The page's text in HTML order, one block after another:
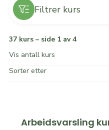
Filtrer kurs
37 kurs – side 1 av 4
Vis antall kurs
Sorter etter
Arbeidsvarsling